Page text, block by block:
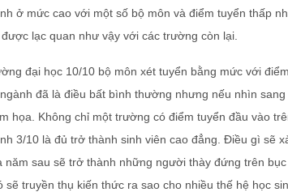
ở mức cao với một số bộ môn và điểm tuyển thấp
lạc quan như vậy với các trường còn lại.
đại học 10/10 bộ môn xét tuyển bằng mức với
đã là điều bất bình thường nhưng nếu nhìn
họa. Không chỉ một trường có điểm tuyển đầu vào
3/10 là đủ trở thành sinh viên cao đẳng. Điều gì sẽ
năm sau sẽ trở thành những người thày đứng trên
sẽ truyền thụ kiến thức ra sao cho nhiều thế hệ học